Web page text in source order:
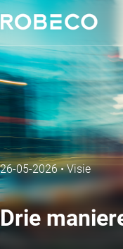
26-05-2026•Visie
Drie